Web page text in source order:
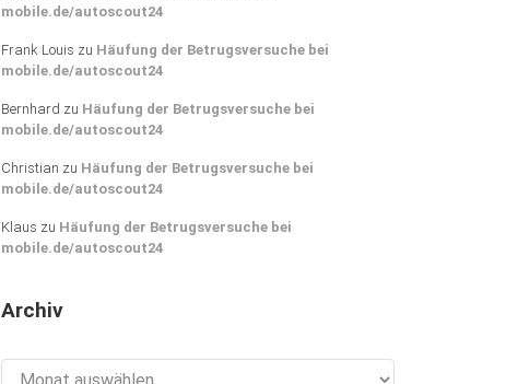
mobile.de/autoscout24
Frank Louis zu Häufung der Betrugsversuche bei
mobile.de/autoscout24
Bernhard zu Häufung der Betrugsversuche bei
mobile.de/autoscout24
Christian zu Häufung der Betrugsversuche bei
mobile.de/autoscout24
Klaus zu Häufung der Betrugsversuche bei
mobile.de/autoscout24
Archiv